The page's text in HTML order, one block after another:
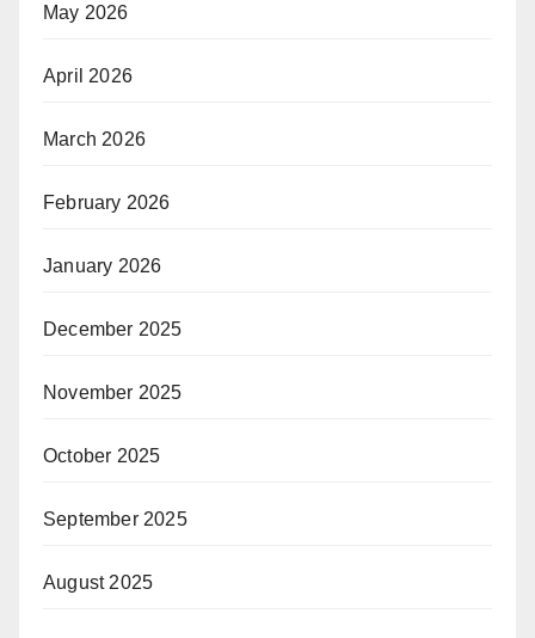
May 2026
April 2026
March 2026
February 2026
January 2026
December 2025
November 2025
October 2025
September 2025
August 2025